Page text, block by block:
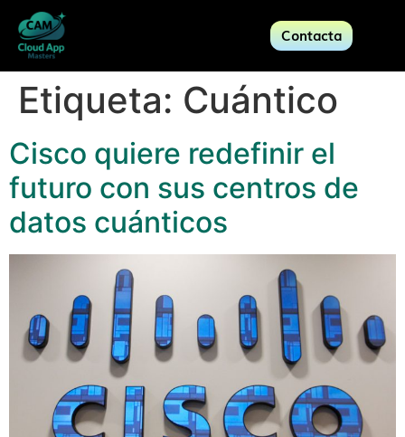
Contacta
Etiqueta: Cuántico
Cisco quiere redefinir el
futuro con sus centros de
datos cuánticos